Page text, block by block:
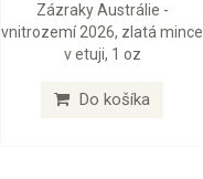
Zázraky Austrálie -
vnitrozemí 2026, zlatá mince
v etuji, 1 oz
Do košíka